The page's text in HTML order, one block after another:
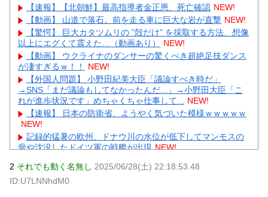
【速報】【北朝鮮】最高指導者金正恩、死亡確認 NEW!
【動画】 山道で落石。前を走る車に巨大な岩が直撃 NEW!
【驚愕】 巨大カタツムリの ”殻だけ” を採取する方法、想像
以上にエグくて震えた…（動画あり）
NEW!
【動画】 ウクライナのダンサーの驚くべき超絶足技ダンス
が凄すぎるｗ！！
NEW!
【外国人問題】 小野田紀美大臣「議論すべき時だ」
→SNS「まだ議論もしてなかったんだ...」→小野田大臣「こ
れが進歩状況です」めちゃくちゃ仕事して...
NEW!
【速報】 日本の防衛省、ようやく気づいた模様ｗｗｗｗｗ
NEW!
記録的猛暑の欧州、ドナウ川の水位が低下してマンモスの
骨や沈没したドイツ軍の戦艦が出現 NEW!
で帰省した結果ｗｗｗｗｗ NEW!
【悲報】 大分県、ガチで逝く・・・・・・
2 それでも動く名無し 2025/06/28(土) 22:18:53.48
ID:U7LNNhdM0